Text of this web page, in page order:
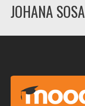
JOHANA SOSA